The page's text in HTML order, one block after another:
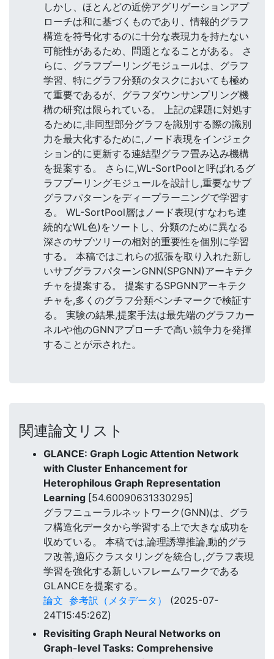
しかし、ほとんどの近傍アグリゲーションアプ
ローチは和に基づくものであり、情報的グラフ
構造を符号化するのに十分な表現力を持たない
可能性があるため、問題となることがある。 さ
らに、グラフプーリングモジュールは、グラフ
学習、特にグラフ分類のタスクにおいても極め
て重要であるが、グラフダウンサンプリング機
構の研究は限られている。 上記の課題に対処す
るために,非同型部分グラフを識別する際の識別
力を最大化するために,ノード表現をインジェク
ション的に更新する連結型グラフ畳み込み機構
を提案する。 さらに,WL-SortPoolと呼ばれるグ
ラフプーリングモジュールを設計し,重要なサブ
グラフパターンをディープラーニングで学習す
る。 WL-SortPool層はノード表現(すなわち連
続的なWL色)をソートし、分類のために異なる
深さのサブツリーの相対的重要性を個別に学習
する。 本稿ではこれらの拡張を取り入れた新し
いサブグラフパターンGNN(SPGNN)アーキテク
チャを提案する。 提案するSPGNNアーキテク
チャを,多くのグラフ分類ベンチマークで検証す
る。 実験の結果,提案手法は最先端のグラフカー
ネルや他のGNNアプローチで高い競争力を発揮
することが示された。
関連論文リスト
GLANCE: Graph Logic Attention Network
with Cluster Enhancement for
Heterophilous Graph Representation
Learning [54.60090631330295]
グラフニューラルネットワーク(GNN)は、グラ
フ構造化データから学習する上で大きな成功を
収めている。 本稿では,論理誘導推論,動的グラ
フ改善,適応クラスタリングを統合し,グラフ表現
学習を強化する新しいフレームワークである
GLANCEを提案する。
論文 参考訳（メタデータ）
(2025-07-
24T15:45:26Z)
Revisiting Graph Neural Networks on
Graph-level Tasks: Comprehensive